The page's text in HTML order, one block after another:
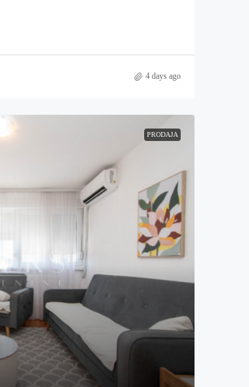
4 days ago
PRODAJA